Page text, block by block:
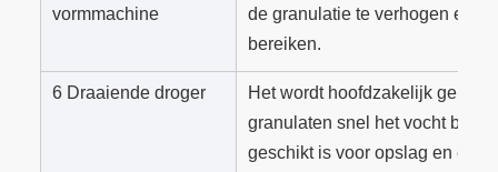
vormmachine
de granulatie te verhogen en
bereiken.
6 Draaiende droger
Het wordt hoofdzakelijk
granulaten snel het vocht bij
geschikt is voor opslag en een